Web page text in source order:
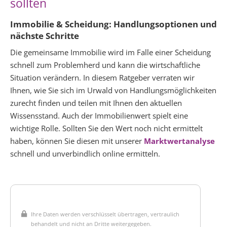
sollten
Immobilie & Scheidung: Handlungsoptionen und
nächste Schritte
Die gemeinsame Immobilie wird im Falle einer Scheidung
schnell zum Problemherd und kann die wirtschaftliche
Situation verändern. In diesem Ratgeber verraten wir
Ihnen, wie Sie sich im Urwald von Handlungsmöglichkeiten
zurecht finden und teilen mit Ihnen den aktuellen
Wissensstand. Auch der Immobilienwert spielt eine
wichtige Rolle. Sollten Sie den Wert noch nicht ermittelt
haben, können Sie diesen mit unserer Marktwertanalyse
schnell und unverbindlich online ermitteln.
Ihre Daten werden verschlüsselt übertragen, vertraulich
behandelt und nicht an Dritte weitergegeben.